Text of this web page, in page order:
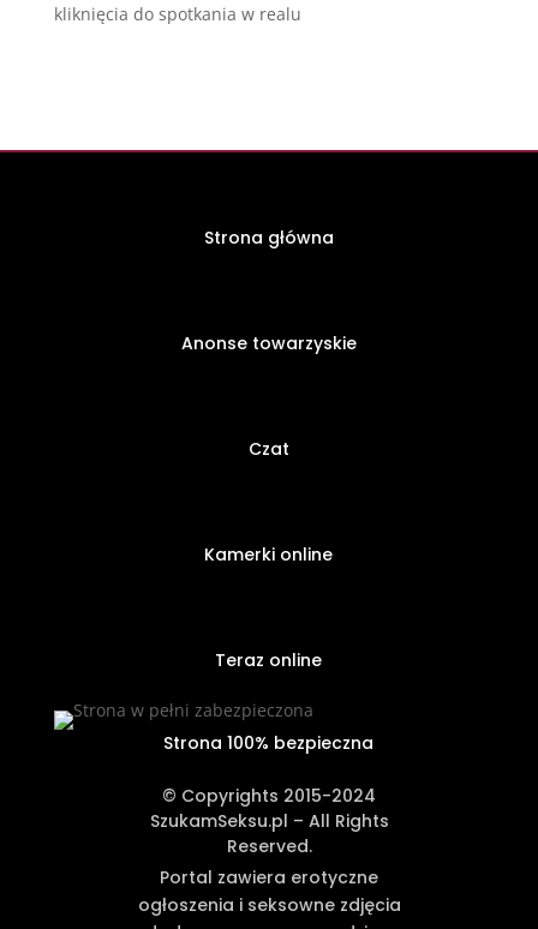
kliknięcia do spotkania w realu
Strona główna
Anonse towarzyskie
Czat
Kamerki online
Teraz online
Strona 100% bezpieczna
© Copyrights 2015-2024
SzukamSeksu.pl – All Rights
Reserved.
Portal zawiera erotyczne
ogłoszenia i seksowne zdjęcia